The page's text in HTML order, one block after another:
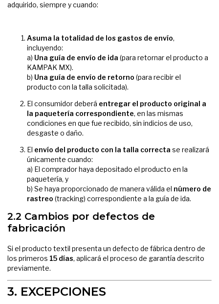
adquirido, siempre y cuando:
Asuma la totalidad de los gastos de envío,
incluyendo:
a) Una guía de envío de ida (para retornar el producto a
KAMPAK MX).
b) Una guía de envío de retorno (para recibir el
producto con la talla solicitada).
El consumidor deberá entregar el producto original a
la paquetería correspondiente, en las mismas
condiciones en que fue recibido, sin indicios de uso,
desgaste o daño.
El envío del producto con la talla correcta se realizará
únicamente cuando:
a) El comprador haya depositado el producto en la
paquetería, y
b) Se haya proporcionado de manera válida el número de
rastreo (tracking) correspondiente a la guía de ida.
2.2 Cambios por defectos de
fabricación
Si el producto textil presenta un defecto de fábrica dentro de
los primeros 15 días, aplicará el proceso de garantía descrito
previamente.
3. EXCEPCIONES